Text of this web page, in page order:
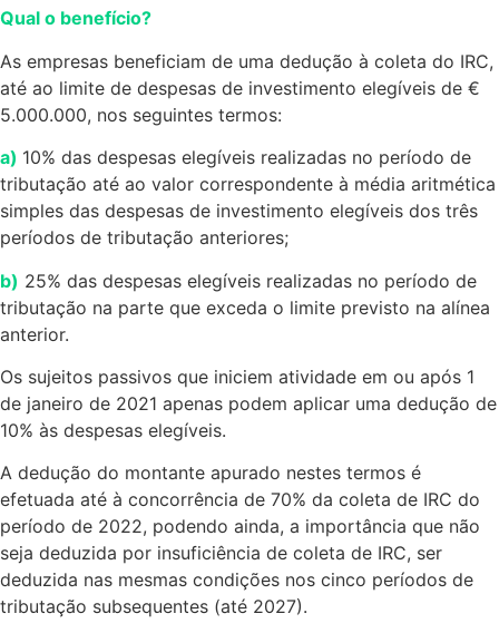
Qual o benefício?
As empresas beneficiam de uma dedução à coleta do IRC,
até ao limite de despesas de investimento elegíveis de €
5.000.000, nos seguintes termos:
a) 10% das despesas elegíveis realizadas no período de
tributação até ao valor correspondente à média aritmética
simples das despesas de investimento elegíveis dos três
períodos de tributação anteriores;
b) 25% das despesas elegíveis realizadas no período de
tributação na parte que exceda o limite previsto na alínea
anterior.
Os sujeitos passivos que iniciem atividade em ou após 1
de janeiro de 2021 apenas podem aplicar uma dedução de
10% às despesas elegíveis.
A dedução do montante apurado nestes termos é
efetuada até à concorrência de 70% da coleta de IRC do
período de 2022, podendo ainda, a importância que não
seja deduzida por insuficiência de coleta de IRC, ser
deduzida nas mesmas condições nos cinco períodos de
tributação subsequentes (até 2027).